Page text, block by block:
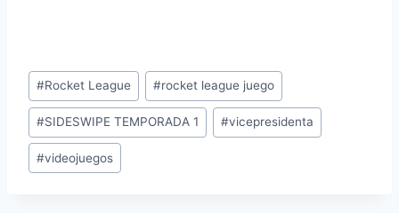
Etiquetas
de
la
entrada:
#Rocket League #rocket league juego
#SIDESWIPE TEMPORADA 1 #vicepresidenta
#videojuegos